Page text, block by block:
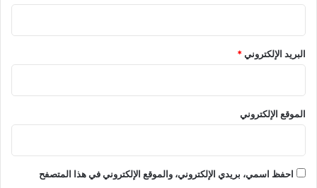
البريد الإلكتروني*
الموقع الإلكتروني
احفظ اسمي، بريدي الإلكتروني، والموقع الإلكتروني في هذا المتصفح